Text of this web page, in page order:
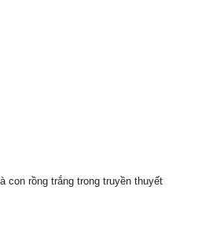
con rồng trắng trong truyền thuyết